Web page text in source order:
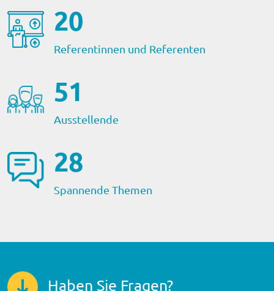
22
Referentinnen und Referenten
57
Ausstellende
31
Spannende Themen
Haben Sie Fragen?